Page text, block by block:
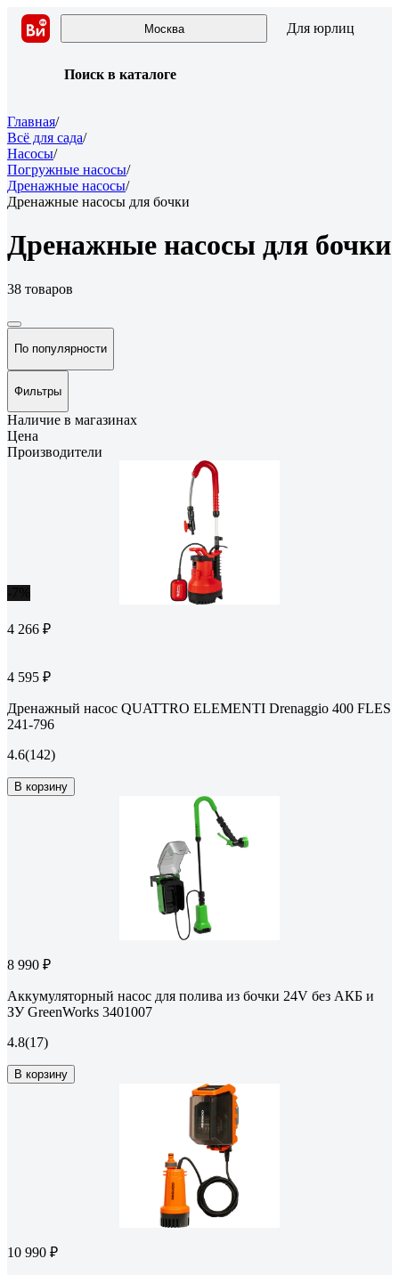
Москва Для юрлиц
Поиск в каталоге
Главная/
Всё для сада/
Насосы/
Погружные насосы/
Дренажные насосы/
Дренажные насосы для бочки
Дренажные насосы для бочки
38 товаров
По популярности
Фильтры
Наличие в магазинах
Цена
Производители
4 266 ₽
4 595 ₽
Дренажный насос QUATTRO ELEMENTI Drenaggio 400 FLES
241-796
4.6(142)
В корзину
8 990 ₽
Аккумуляторный насос для полива из бочки 24V без АКБ и
ЗУ GreenWorks 3401007
4.8(17)
В корзину
10 990 ₽